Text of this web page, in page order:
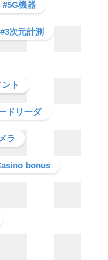
#5G機器
#3次元計測
ト
ドリーダ
ラ
bonus